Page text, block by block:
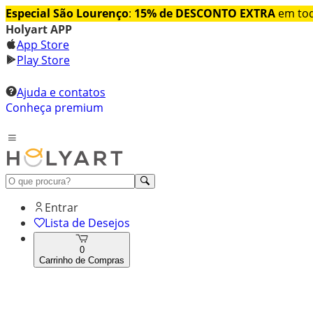
Especial São Lourenço: 15% de DESCONTO EXTRA em
Holyart APP
App Store
Play Store
Ajuda e contatos
Conheça premium
Entrar
Lista de Desejos
0
Carrinho de Compras